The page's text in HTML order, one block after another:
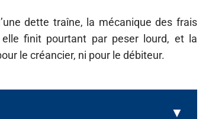
dette traîne, la mécanique des frais
finit pourtant par peser lourd, et la
le créancier, ni pour le débiteur.